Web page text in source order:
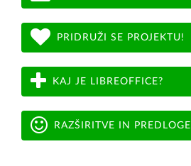
PRIDRUŽI SE PROJEKTU!
KAJ JE LIBREOFFICE?
RAZŠIRITVE IN PREDLOGE